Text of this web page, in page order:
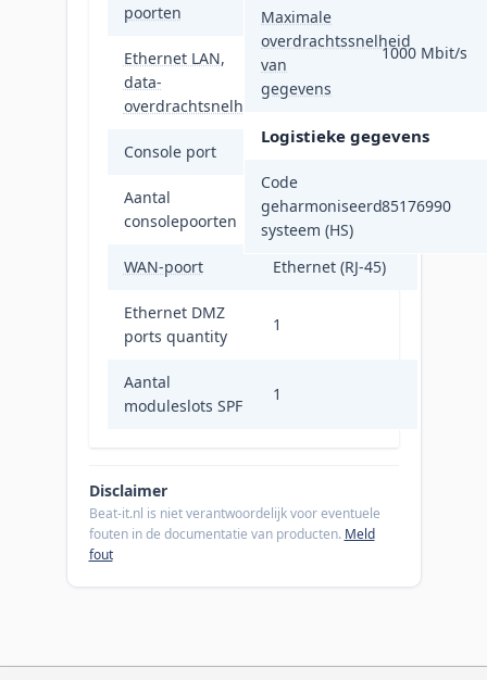
poorten
Ethernet LAN,
data-
overdrachtsnelheden
10,100,1000
Mbit/s
Console port RJ-45
Aantal
consolepoorten
1
WAN-poort Ethernet (RJ-45)
Ethernet DMZ
ports quantity
1
Aantal
moduleslots SPF
1
Maximale
overdrachtssnelheid
van
gegevens
1000 Mbit/s
Logistieke gegevens
Code
geharmoniseerd
systeem (HS)
85176990
Disclaimer
Beat-it.nl is niet verantwoordelijk voor eventuele
fouten in de documentatie van producten. Meld
fout